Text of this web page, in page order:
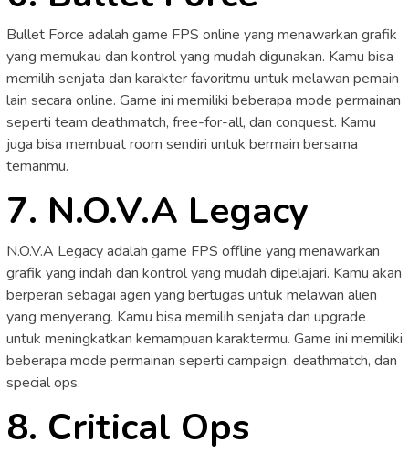
Bullet Force adalah game FPS online yang menawarkan grafik
yang memukau dan kontrol yang mudah digunakan. Kamu bisa
memilih senjata dan karakter favoritmu untuk melawan pemain
lain secara online. Game ini memiliki beberapa mode permainan
seperti team deathmatch, free-for-all, dan conquest. Kamu
juga bisa membuat room sendiri untuk bermain bersama
temanmu.
7. N.O.V.A Legacy
N.O.V.A Legacy adalah game FPS offline yang menawarkan
grafik yang indah dan kontrol yang mudah dipelajari. Kamu akan
berperan sebagai agen yang bertugas untuk melawan alien
yang menyerang. Kamu bisa memilih senjata dan upgrade
untuk meningkatkan kemampuan karaktermu. Game ini memiliki
beberapa mode permainan seperti campaign, deathmatch, dan
special ops.
8. Critical Ops